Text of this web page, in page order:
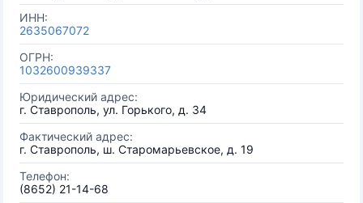
ИНН:
2635067072
ОГРН:
1032600939337
Юридический адрес:
г. Ставрополь, ул. Горького, д. 34
Фактический адрес:
г. Ставрополь, ш. Старомарьевское, д. 19
Телефон:
(8652) 21-14-68